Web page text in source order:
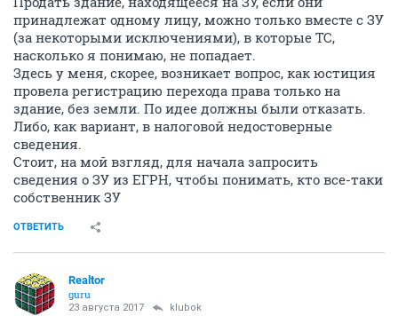
принадлежат одному лицу, можно только вместе с ЗУ
(за некоторыми исключениями), в которые ТС,
насколько я понимаю, не попадает.
Здесь у меня, скорее, возникает вопрос, как юстиция
провела регистрацию перехода права только на
здание, без земли. По идее должны были отказать.
Либо, как вариант, в налоговой недостоверные
сведения.
Стоит, на мой взгляд, для начала запросить
сведения о ЗУ из ЕГРН, чтобы понимать, кто все-таки
собственник ЗУ
ОТВЕТИТЬ
Realtor
guru
23 августа 2017 klubok